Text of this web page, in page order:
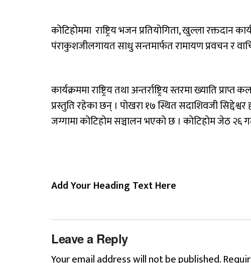
कोटिहोममा राष्ट्रिय भजन प्रतियोगिता, खुल्ला रक्तदान
पंराकुशजीलगायत साधु सन्तमार्फत रामायण प्रवचन र
कार्यक्रममा राष्ट्रिय तथा अन्तर्राष्ट्रिय स्तरमा ख्याति
प्रस्तुति रहेका छन् । पोखरा १७ स्थित सदाशिवजी
जग्गामा कोटिहोम सञ्चालन भएको छ । कोटिहोम जेठ २६
Add Your Heading Text Here
Leave a Reply
Your email address will not be published.